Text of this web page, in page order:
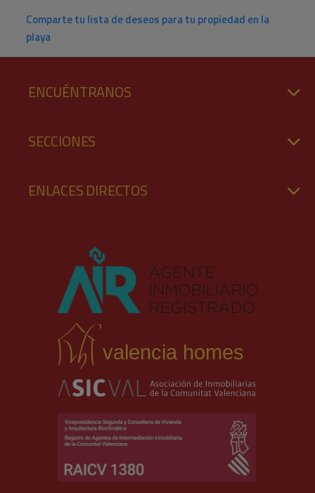
Comparte tu lista de deseos para tu propiedad en la
playa
ENCUÉNTRANOS
SECCIONES
ENLACES DIRECTOS